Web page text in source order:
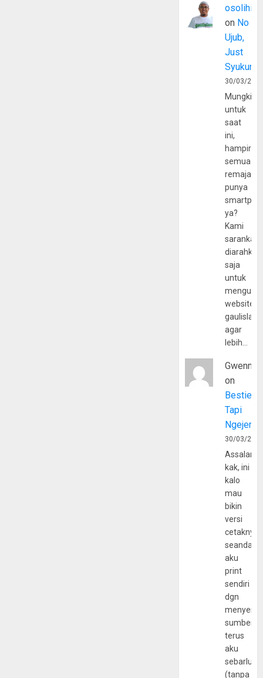
osolihin
on No
Ujub,
Just
Syukur
30/03/
Mungkin
untuk
saat
ini,
hampir
semua
remaja
punya
ya?
Kami
sarankan,
diarahkan
saja
untuk
website
agar
lebih…
Gwenny
on
Bestie
Tapi
30/03/
kak, ini
kalo
mau
bikin
versi
cetaknya
aku
print
sendiri
dgn
sumber
terus
aku
(tanpa